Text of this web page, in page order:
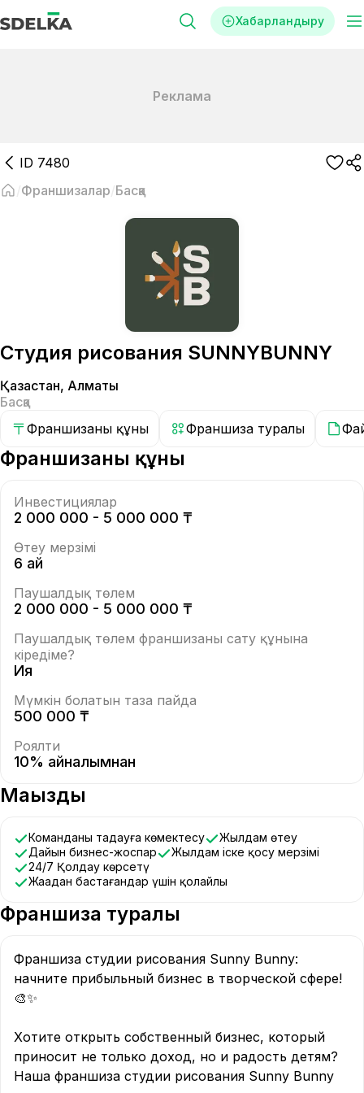
Хабарландыру
Реклама
ID 7480
Франшизалар Басқа
Студия рисования SUNNYBUNNY
Қазақстан, Алматы
Басқа
Франшизаның құны
Франшиза туралы
Франшизаның құны
Инвестициялар
2 000 000 - 5 000 000 ₸
Өтеу мерзімі
6 ай
Паушалдық төлем
2 000 000 - 5 000 000 ₸
Паушалдық төлем франшизаны сату құнына
кіредіме?
Ия
Мүмкін болатын таза пайда
500 000 ₸
Роялти
10% айналымнан
Маңызды
Команданы таңдауға көмектесу
Жылдам өтеу
Дайын бизнес-жоспар
Жылдам іске қосу мерзімі
24/7 Қолдау көрсетү
Жаңадан бастағандар үшін қолайлы
Франшиза туралы
Франшиза студии рисования Sunny Bunny:
начните прибыльный бизнес в творческой сфере!
🎨✨
Хотите открыть собственный бизнес, который
приносит не только доход, но и радость детям?
Наша франшиза студии рисования Sunny Bunny